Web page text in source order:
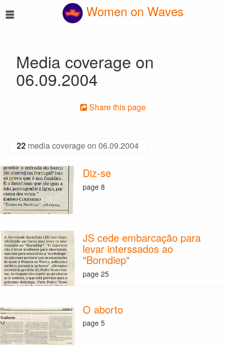
☰ Women on Waves
Media coverage on
06.09.2004
Share this page
22 media coverage on 06.09.2004
Diz-se
page 8
JS cede embarcação para
levar interssados ao
"Borndiep"
page 25
O aborto
page 5